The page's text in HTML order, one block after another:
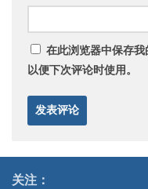
在此浏览器中保存我
以便下次评论时使用。
关注：